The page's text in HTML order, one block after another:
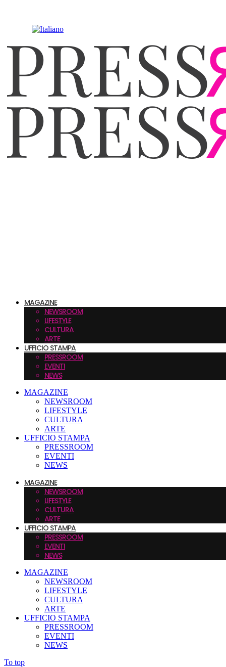
MAGAZINE
NEWSROOM
LIFESTYLE
CULTURA
ARTE
UFFICIO STAMPA
PRESSROOM
EVENTI
NEWS
MAGAZINE
NEWSROOM
LIFESTYLE
CULTURA
ARTE
UFFICIO STAMPA
PRESSROOM
EVENTI
NEWS
MAGAZINE
NEWSROOM
LIFESTYLE
CULTURA
ARTE
UFFICIO STAMPA
PRESSROOM
EVENTI
NEWS
MAGAZINE
NEWSROOM
LIFESTYLE
CULTURA
ARTE
UFFICIO STAMPA
PRESSROOM
EVENTI
NEWS
To top